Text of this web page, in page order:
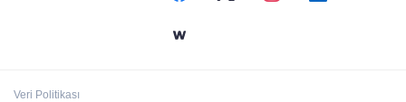
CHP'li Sarıbal'dan orman yangınları ve tarım
Veri Politikası